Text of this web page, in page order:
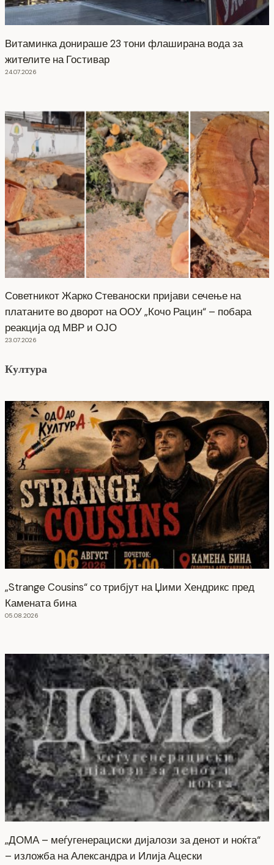
Витаминка донираше 23 тони флаширана вода за
жителите на Гостивар
24.07.2026
Советникот Жарко Стеваноски пријави сечење на
платаните во дворот на ООУ „Кочо Рацин“ – побара
реакција од МВР и ОЈО
23.07.2026
Култура
„Strange Cousins“ со трибјут на Џими Хендрикс пред
Камената бина
05.08.2026
„ДОМА – меѓугенерациски дијалози за денот и ноќта“
– изложба на Александра и Илија Ацески